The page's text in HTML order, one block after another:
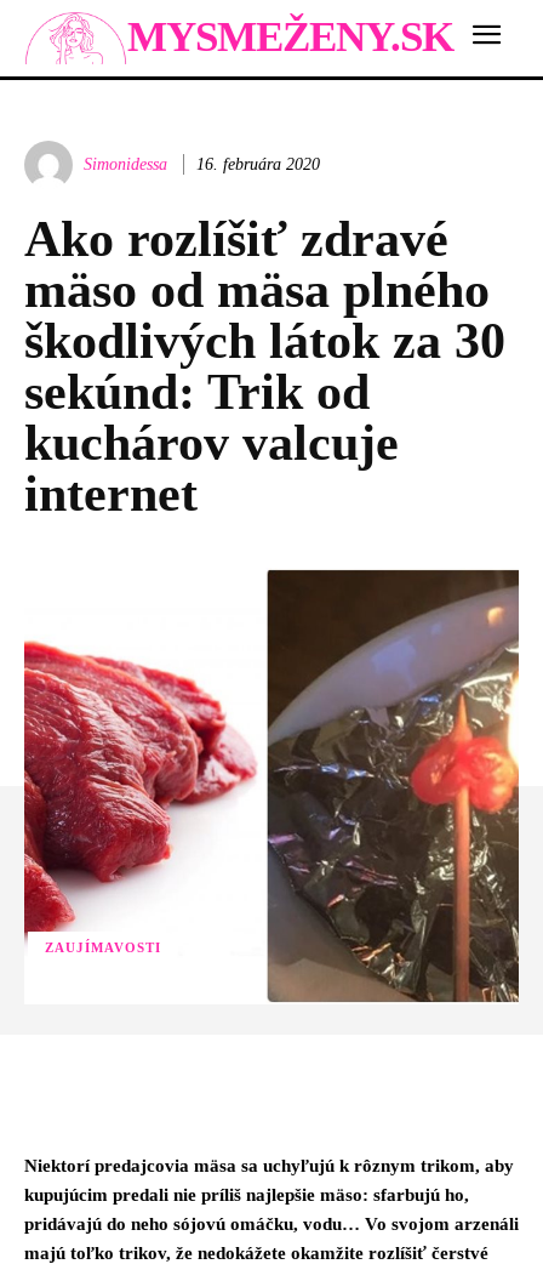
MYSMEŽENY.SK
Simonidessa 16. februára 2020
Ako rozlíšiť zdravé
mäso od mäsa plného
škodlivých látok za 30
sekúnd: Trik od
kuchárov valcuje
internet
ZAUJÍMAVOSTI
Niektorí predajcovia mäsa sa uchyľujú k rôznym trikom, aby
kupujúcim predali nie príliš najlepšie mäso: sfarbujú ho,
pridávajú do neho sójovú omáčku, vodu… Vo svojom arzenáli
majú toľko trikov, že nedokážete okamžite rozlíšiť čerstvé